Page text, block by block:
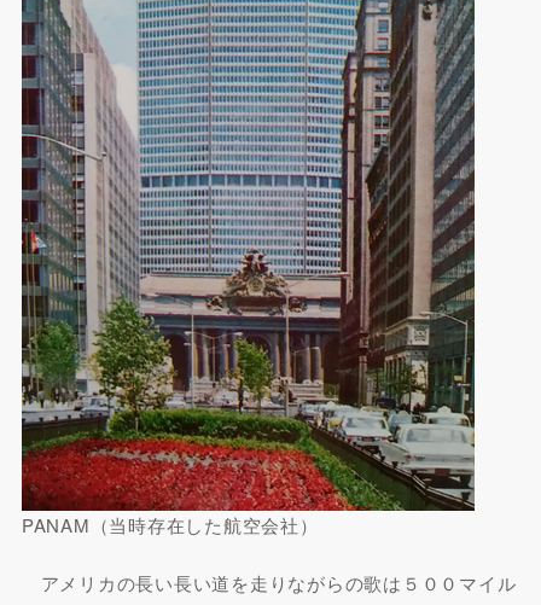
PANAM（当時存在した航空会社）
アメリカの長い長い道を走りながらの歌は５００マイル